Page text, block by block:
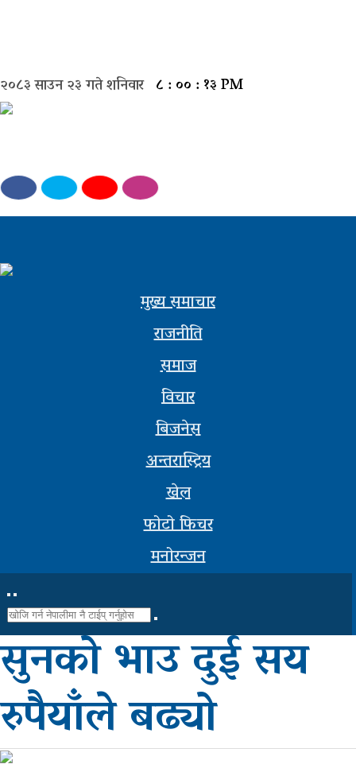
समाचार
विचार
स्वास्थ्य
साहित्य
भिडियो
ग्यालरी
२०८३ साउन २३ गते शनिवार ८ : ०० : १३ PM
मुख्य समाचार
राजनीति
समाज
विचार
बिजनेस
अन्तरास्ट्रिय
खेल
फोटो फिचर
मनोरन्जन
सुनको भाउ दुई सय
रुपैयाँले बढ्यो